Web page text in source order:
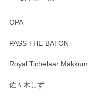
OPA
PASS THE BATON
Royal Tichelaar Makkum
佐々木しず